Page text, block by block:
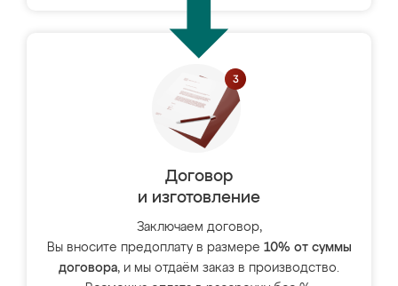
Договор
и изготовление
Заключаем договор,
Вы вносите предоплату в размере 10% от суммы
договора, и мы отдаём заказ в производство.